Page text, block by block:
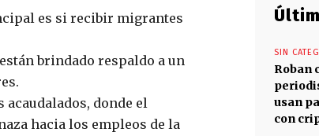
es si recibir migrantes
brindado respaldo a un
donde el
hacia los empleos de la
SIN
Roban
usan
con